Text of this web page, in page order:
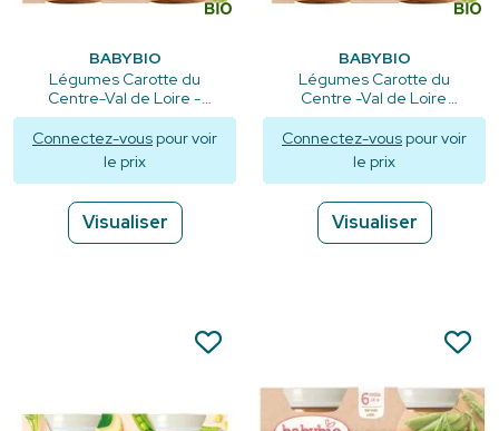
BABYBIO
Légumes Carotte du
Centre-Val de Loire -
2x130g
Connectez-vous pour voir
le prix
Visualiser
BABYBIO
Légumes Carotte du
Centre -Val de Loire
Potimarron - Petits pots
2x130g
Connectez-vous pour voir
le prix
Visualiser